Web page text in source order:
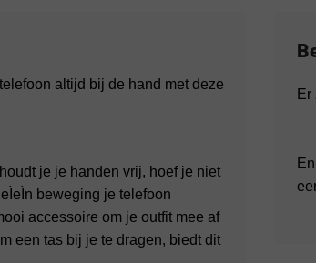
altijd bij de hand met deze
je je handen vrij, hoef je niet
beweging je telefoon
accessoire om je outfit mee af
een tas bij je te dragen, biedt dit